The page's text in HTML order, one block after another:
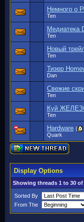
Немного о
Ten
Медиатека
Ten
Новый
Ten
Тизер
Dan
Свежие
Ten
Куй
Ten
Hardware (
Quark
Display Options
Showing threads 1 to 30 of
Sorted By
From The